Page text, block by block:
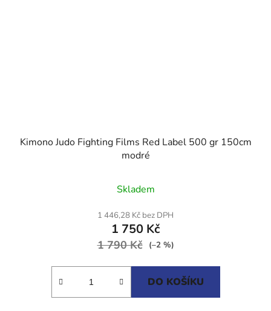
Kimono Judo Fighting Films Red Label 500 gr 150cm
modré
Skladem
1 446,28 Kč bez DPH
1 750 Kč
1 790 Kč (–2 %)
DO KOŠÍKU